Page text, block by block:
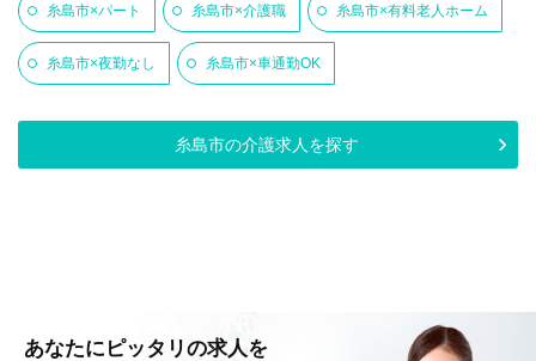
糸島市×パート 糸島市×介護職 糸島市×有料老人ホーム
糸島市×夜勤なし 糸島市×車通勤OK
糸島市の介護求人を探す
あなたにピッタリの求人を